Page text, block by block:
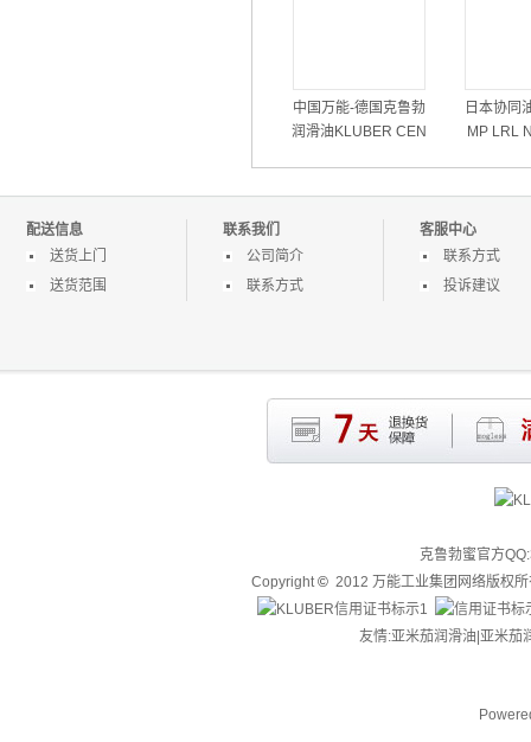
中国万能-德国克鲁勃
润滑油KLUBER CEN
日本协同
MP LRL
配送信息
送货上门
送货范围
联系我们
公司简介
联系方式
客服中心
联系方式
投诉建议
克鲁勃蜜官方
Copyright© 2012 万能工业集团网络版权
友情:亚米茄润滑油| 亚米茄